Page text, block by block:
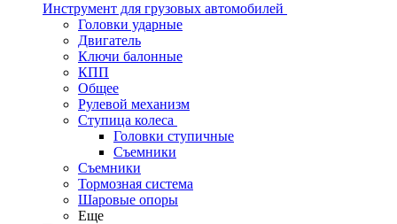
Инструмент для грузовых автомобилей
Головки ударные
Двигатель
Ключи балонные
КПП
Общее
Рулевой механизм
Ступица колеса
Головки ступичные
Съемники
Съемники
Тормозная система
Шаровые опоры
Еще